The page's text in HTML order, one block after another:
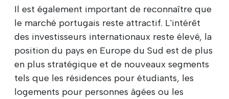
Il est également important de reconnaître que
le marché portugais reste attractif. L'intérêt
des investisseurs internationaux reste élevé, la
position du pays en Europe du Sud est de plus
en plus stratégique et de nouveaux segments
tels que les résidences pour étudiants, les
logements pour personnes âgées ou les